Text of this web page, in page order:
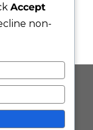
de Comunicación
Accept
non-